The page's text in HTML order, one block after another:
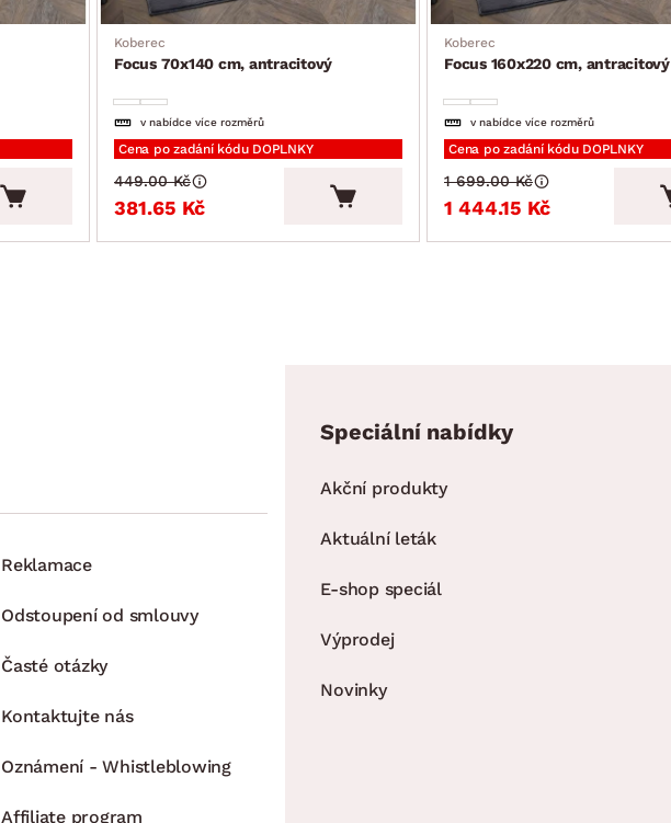
Koberec
Focus 70x140 cm, antracitový
v nabídce více rozměrů
Cena po zadání kódu DOPLNKY
381.65 Kč
449.00 Kč
Koberec
Focus 160x220 cm, antracitový
v nabídce více rozměrů
Cena po zadání kódu DOPLNKY
1 444.15 Kč
1 699.00 Kč
Reklamace
Odstoupení od smlouvy
Časté otázky
Kontaktujte nás
Oznámení - Whistleblowing
Affiliate program
Speciální nabídky
Akční produkty
Aktuální leták
E-shop speciál
Výprodej
Novinky